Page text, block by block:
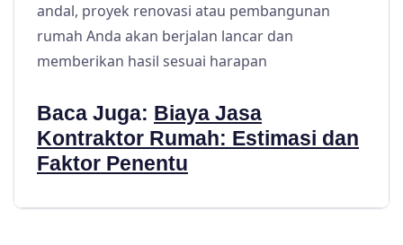
andal, proyek renovasi atau pembangunan
rumah Anda akan berjalan lancar dan
memberikan hasil sesuai harapan
Baca Juga: Biaya Jasa
Kontraktor Rumah: Estimasi dan
Faktor Penentu